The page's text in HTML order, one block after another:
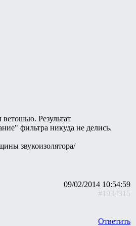
Результат
фильтра никуда не делись.
звукоизолятора/
09/02/2014 10:54:59
#1934315
Ответить